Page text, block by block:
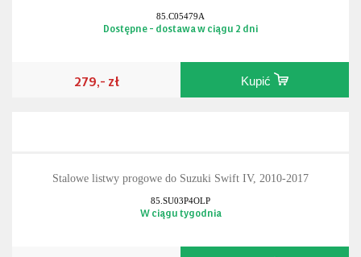
85.C05479A
Dostępne - dostawa w ciągu 2 dni
279,- zł Kupić
Stalowe listwy progowe do Suzuki Swift IV, 2010-2017
85.SU03P4OLP
W ciągu tygodnia